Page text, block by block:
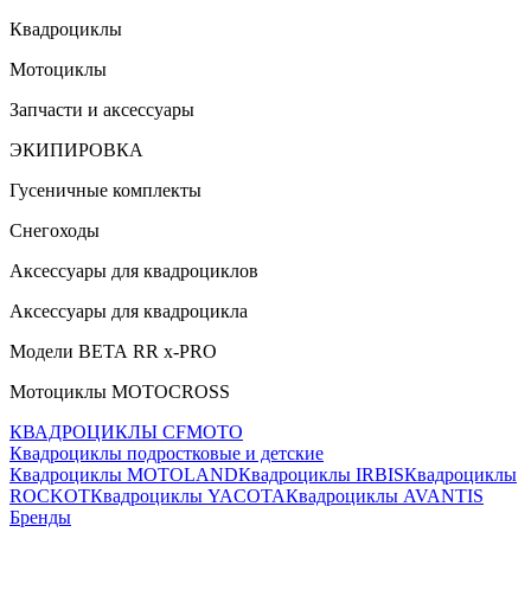
Квадроциклы
Мотоциклы
Запчасти и аксессуары
ЭКИПИРОВКА
Гусеничные комплекты
Снегоходы
Аксессуары для квадроциклов
Аксессуары для квадроцикла
Модели ВЕТА RR x-PRO
Мотоциклы MOTOCROSS
КВАДРОЦИКЛЫ CFMOTO
Квадроциклы подростковые и детские
Квадроциклы MOTOLANDКвадроциклы IRBISКвадроциклы
ROCKOTКвадроциклы YACOTAКвадроциклы AVANTIS
Бренды